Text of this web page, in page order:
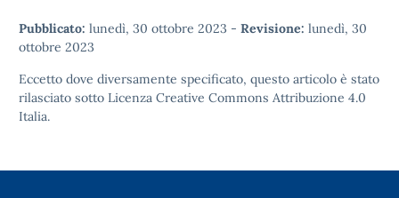
Pubblicato: lunedì, 30 ottobre 2023 - Revisione: lunedì, 30
ottobre 2023
Eccetto dove diversamente specificato, questo articolo è stato
rilasciato sotto Licenza Creative Commons Attribuzione 4.0
Italia.